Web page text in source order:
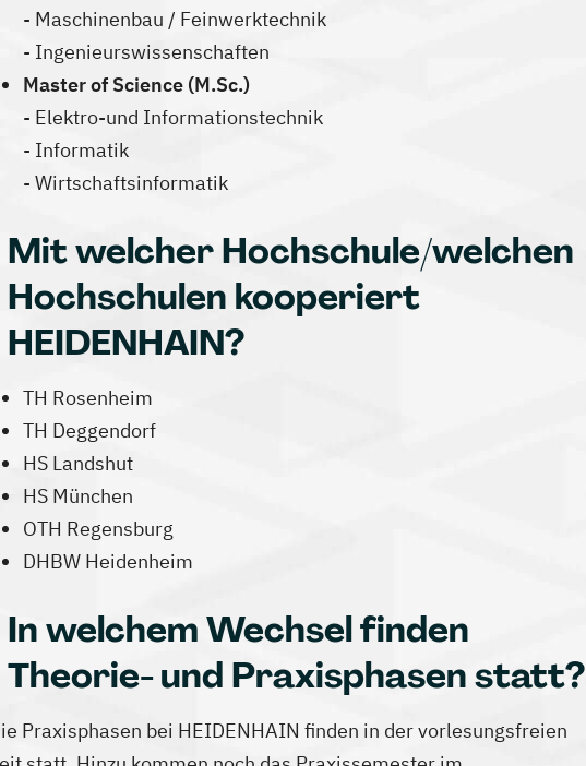
- Maschinenbau / Feinwerktechnik
- Ingenieurswissenschaften
Master of Science (M.Sc.)
- Elektro-und Informationstechnik
- Informatik
- Wirtschaftsinformatik
Mit welcher Hochschule/welchen
Hochschulen kooperiert
HEIDENHAIN?
TH Rosenheim
TH Deggendorf
HS Landshut
HS München
OTH Regensburg
DHBW Heidenheim
In welchem Wechsel finden
Theorie- und Praxisphasen statt?
Praxisphasen bei HEIDENHAIN finden in der vorlesungsfreien